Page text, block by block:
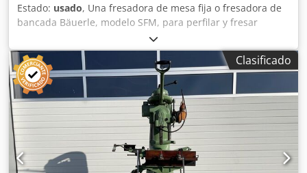
Estado: usado, Una fresadora de mesa fija o fresadora de
bancada Bäuerle, modelo SFM, para perfilar y fresar
madera, equipada con una extensión de mesa y un
dispositivo de avance. Datos técnicos: - Diámetro del
husillo: 30 - Longitud de sujeción: aproximadamente 120
mm - Velocidades (fresadora): 3.000/5.000/6.000/10.000
RPM - Sentido de giro: izquierda y derecha Chedpfx Aszryp
Tsb Toa
Clasificado